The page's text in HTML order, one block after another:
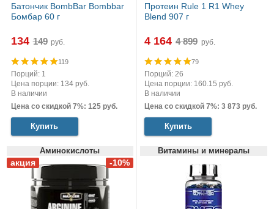
Батончик BombBar Bombbar
Бомбар 60 г
134 руб.
119
Порций: 1
Цена порции: 134 руб.
В наличии
Цена со скидкой 7%: 125 руб.
Купить
Протеин Rule 1 R1 Whey
Blend 907 г
4 164 руб.
79
Порций: 26
Цена порции: 160.15 руб.
В наличии
Цена со скидкой 7%: 3 873 руб.
Купить
Аминокислоты Витамины и минералы